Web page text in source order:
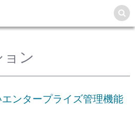
ョン
ンタープライズ管理機能